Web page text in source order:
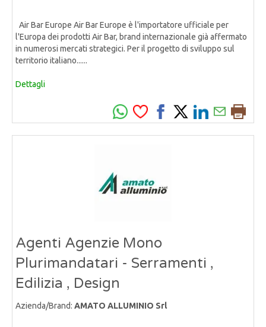
Air Bar Europe Air Bar Europe è l'importatore ufficiale per
l'Europa dei prodotti Air Bar, brand internazionale già affermato
in numerosi mercati strategici. Per il progetto di sviluppo sul
territorio italiano......
Dettagli
Agenti Agenzie Mono
Plurimandatari - Serramenti ,
Edilizia , Design
Azienda/Brand: AMATO ALLUMINIO Srl